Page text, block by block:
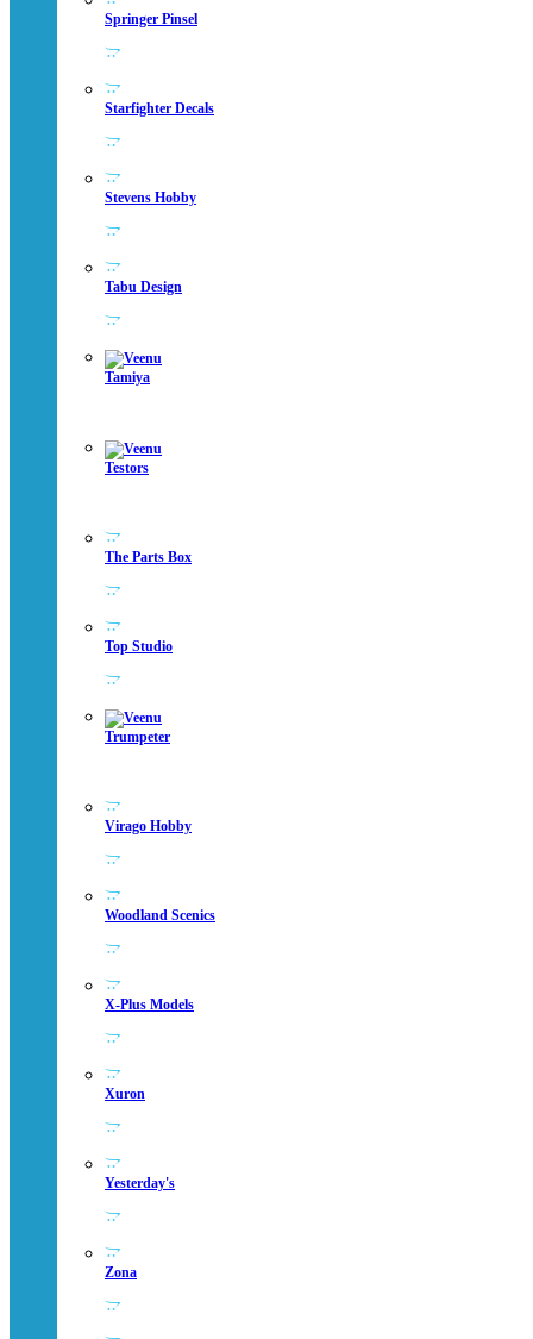
Springer Pinsel
Starfighter Decals
Stevens Hobby
Tabu Design
Tamiya
Testors
The Parts Box
Top Studio
Trumpeter
Virago Hobby
Woodland Scenics
X-Plus Models
Xuron
Yesterday's
Zona